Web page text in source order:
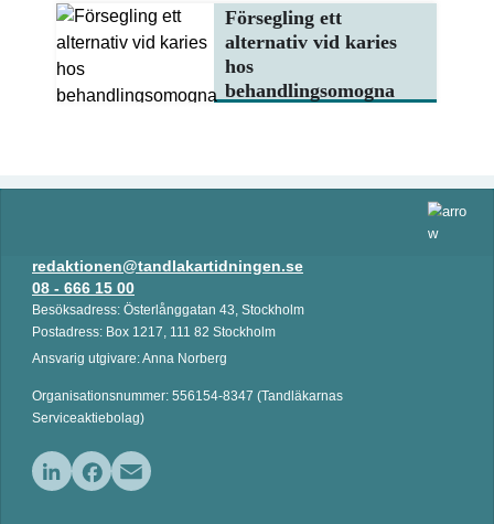
Försegling ett
alternativ vid karies
hos
behandlingsomogna
redaktionen@tandlakartidningen.se
08 - 666 15 00
Besöksadress: Österlånggatan 43, Stockholm
Postadress: Box 1217, 111 82 Stockholm
Ansvarig utgivare: Anna Norberg
Organisationsnummer: 556154-8347 (Tandläkarnas
Serviceaktiebolag)